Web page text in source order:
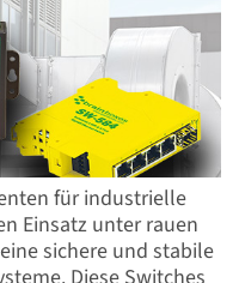
für industrielle
Einsatz unter rauen
sichere und stabile